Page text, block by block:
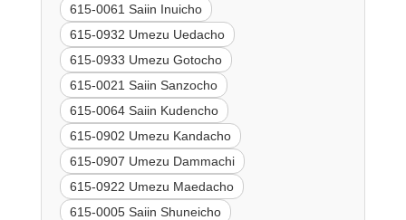
615-0061 Saiin Inuicho
615-0932 Umezu Uedacho
615-0933 Umezu Gotocho
615-0021 Saiin Sanzocho
615-0064 Saiin Kudencho
615-0902 Umezu Kandacho
615-0907 Umezu Dammachi
615-0922 Umezu Maedacho
615-0005 Saiin Shuneicho